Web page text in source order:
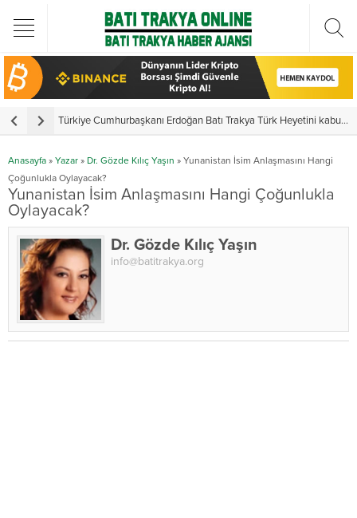
Türkiye Cumhurbaşkanı Erdoğan Batı Trakya Türk Heyetini kabul etti
Anasayfa » Yazar » Dr. Gözde Kılıç Yaşın » Yunanistan İsim Anlaşmasını Hangi
Çoğunlukla Oylayacak?
Yunanistan İsim Anlaşmasını Hangi Çoğunlukla
Oylayacak?
Dr. Gözde Kılıç Yaşın
info@batitrakya.org